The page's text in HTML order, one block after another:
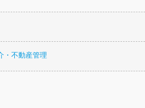
不動産管理